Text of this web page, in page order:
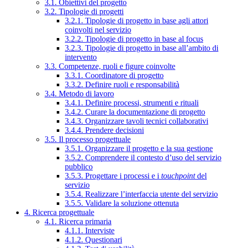
3.1. Obiettivi del progetto
3.2. Tipologie di progetti
3.2.1. Tipologie di progetto in base agli attori
coinvolti nel servizio
3.2.2. Tipologie di progetto in base al focus
3.2.3. Tipologie di progetto in base all’ambito di
intervento
3.3. Competenze, ruoli e figure coinvolte
3.3.1. Coordinatore di progetto
3.3.2. Definire ruoli e responsabilità
3.4. Metodo di lavoro
3.4.1. Definire processi, strumenti e rituali
3.4.2. Curare la documentazione di progetto
3.4.3. Organizzare tavoli tecnici collaborativi
3.4.4. Prendere decisioni
3.5. Il processo progettuale
3.5.1. Organizzare il progetto e la sua gestione
3.5.2. Comprendere il contesto d’uso del servizio
pubblico
3.5.3. Progettare i processi e i touchpointdel
servizio
3.5.4. Realizzare l’interfaccia utente del servizio
3.5.5. Validare la soluzione ottenuta
4. Ricerca progettuale
4.1. Ricerca primaria
4.1.1. Interviste
4.1.2. Questionari